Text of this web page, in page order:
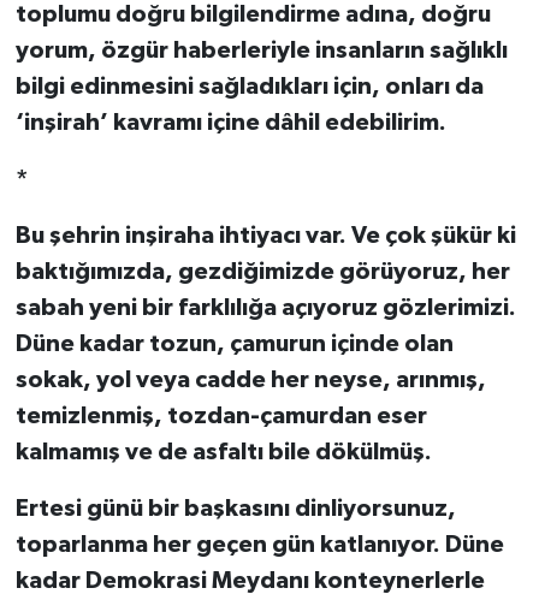
toplumu doğru bilgilendirme adına, doğru
yorum, özgür haberleriyle insanların sağlıklı
bilgi edinmesini sağladıkları için, onları da
‘inşirah’ kavramı içine dâhil edebilirim.
*
Bu şehrin inşiraha ihtiyacı var. Ve çok şükür ki
baktığımızda, gezdiğimizde görüyoruz, her
sabah yeni bir farklılığa açıyoruz gözlerimizi.
Düne kadar tozun, çamurun içinde olan
sokak, yol veya cadde her neyse, arınmış,
temizlenmiş, tozdan-çamurdan eser
kalmamış ve de asfaltı bile dökülmüş.
Ertesi günü bir başkasını dinliyorsunuz,
toparlanma her geçen gün katlanıyor. Düne
kadar Demokrasi Meydanı konteynerlerle